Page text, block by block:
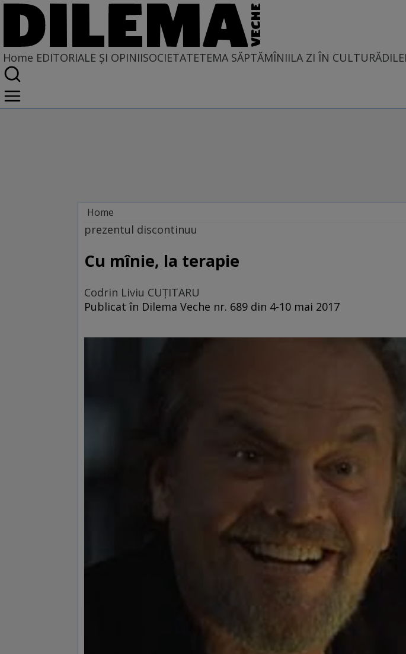
Home EDITORIALE ȘI OPINIISOCIETATETEMA SĂPTĂMÎNIILA ZI ÎN CULTURĂ
Home
EDITORIALE ȘI OPINII
prezentul discontinuu
Cu mînie, la terapie
Codrin Liviu CUŢITARU
Publicat în Dilema Veche nr. 689 din 4-10 mai 2017